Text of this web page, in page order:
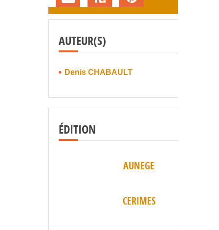
AUTEUR(S)
Denis CHABAULT
ÉDITION
AUNEGE
CERIMES